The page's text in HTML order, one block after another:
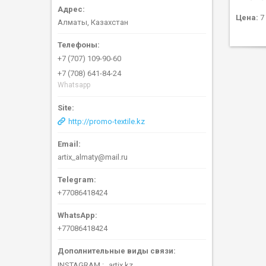
Цена: 7
Алматы, Казахстан
+7 (707) 109-90-60
+7 (708) 641-84-24
Whatsapp
http://promo-textile.kz
artix_almaty@mail.ru
+77086418424
+77086418424